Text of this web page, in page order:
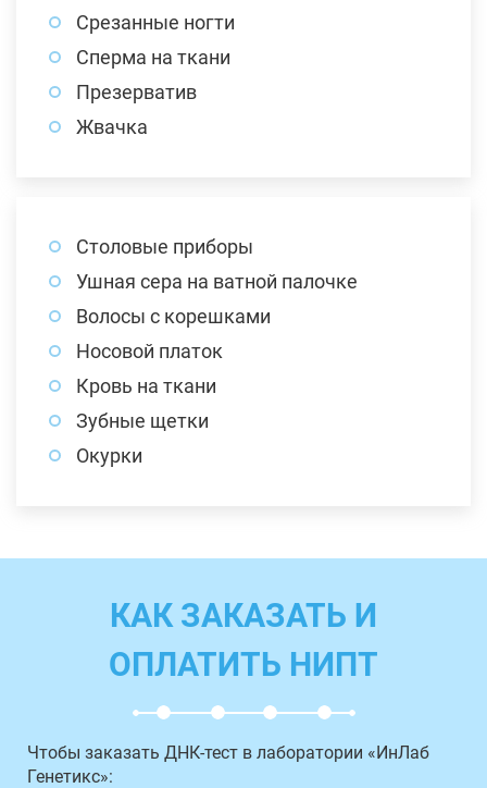
Срезанные ногти
Сперма на ткани
Презерватив
Жвачка
Столовые приборы
Ушная сера на ватной палочке
Волосы с корешками
Носовой платок
Кровь на ткани
Зубные щетки
Окурки
КАК ЗАКАЗАТЬ И
ОПЛАТИТЬ НИПТ
Чтобы заказать ДНК-тест в лаборатории «ИнЛаб
Генетикс»: